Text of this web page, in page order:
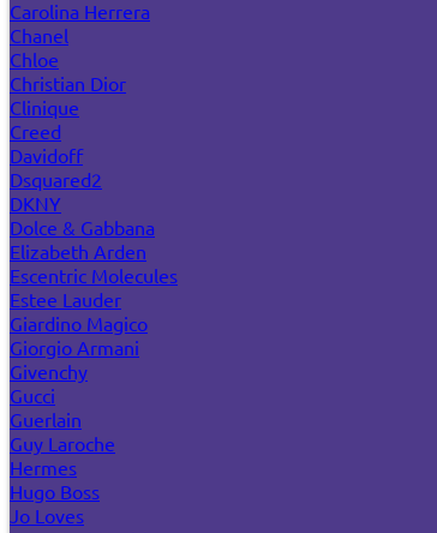
Carolina Herrera
Chanel
Chloe
Christian Dior
Clinique
Creed
Davidoff
Dsquared2
DKNY
Dolce & Gabbana
Elizabeth Arden
Escentric Molecules
Estee Lauder
Giardino Magico
Giorgio Armani
Givenchy
Gucci
Guerlain
Guy Laroche
Hermes
Hugo Boss
Jo Loves